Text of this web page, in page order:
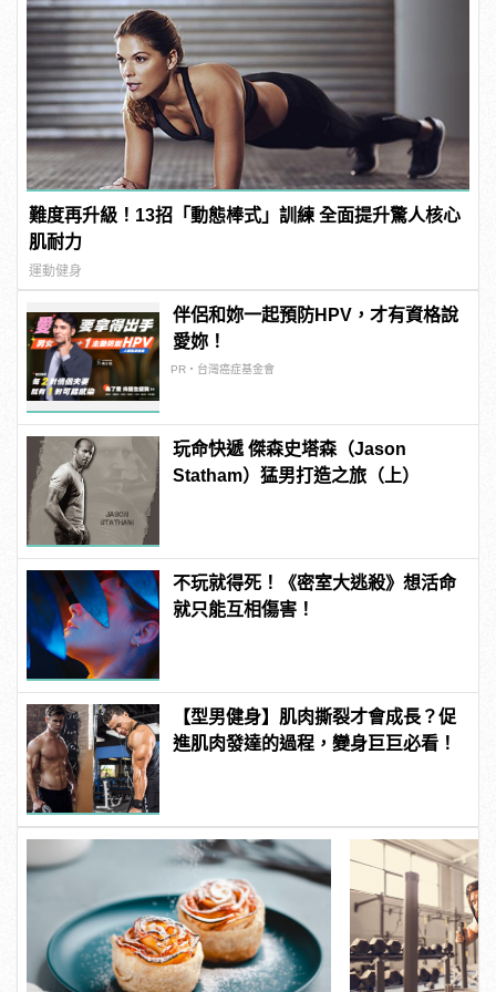
難度再升級！13招「動態棒式」訓練 全面提升驚人核心
肌耐力
運動健身
伴侶和妳一起預防HPV，才有資格說
愛妳！
PR・台灣癌症基金會
玩命快遞 傑森史塔森（Jason
Statham）猛男打造之旅（上）
不玩就得死！《密室大逃殺》想活命
就只能互相傷害！
【型男健身】肌肉撕裂才會成長？促
進肌肉發達的過程，變身巨巨必看！